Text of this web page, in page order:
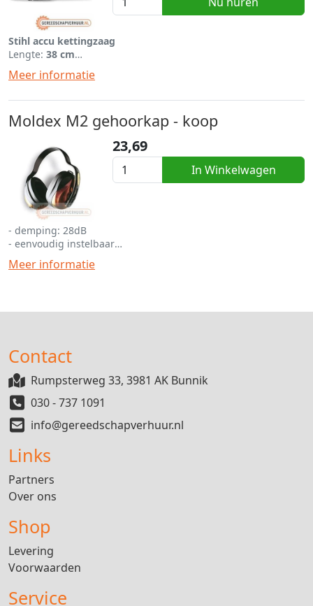
Stihl accu kettingzaag
Lengte: 38 cm
Vermogen:
2,5 kW
Meer informatie
Moldex M2 gehoorkap - koop
23,69
In Winkelwagen
- demping: 28dB
- eenvoudig instelbaar
- betreft een koop product
Meer informatie
Contact
Rumpsterweg 33, 3981 AK Bunnik
030 - 737 1091
info@gereedschapverhuur.nl
Links
Partners
Over ons
Shop
Levering
Voorwaarden
Service